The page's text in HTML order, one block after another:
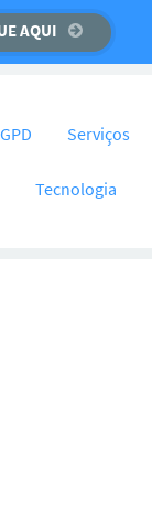
AQUI
AQUI
Serviços
Tecnologia